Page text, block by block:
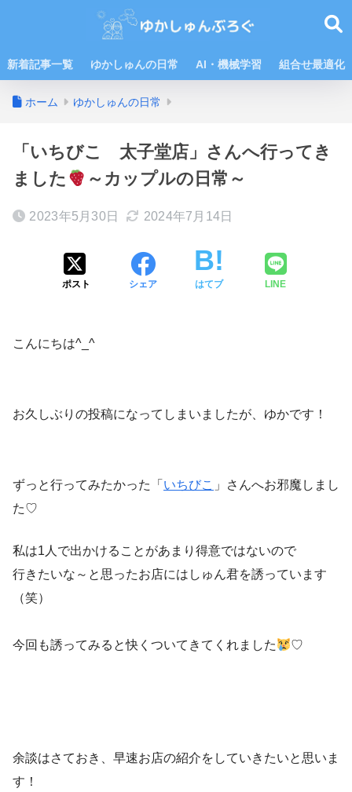
新着記事一覧 ゆかしゅんの日常 AI・機械学習 組合せ最適化
ホーム ゆかしゅんの日常
「いちびこ 太子堂店」さんへ行ってき
ました
～カップルの日常～
2023年5月30日 2024年7月14日
ポスト シェア はてブ LINE
こんにちは^_^
お久しぶりの投稿になってしまいましたが、ゆかです！
ずっと行ってみたかった「 いちびこ 」さんへお邪魔しまし
た♡
私は1人で出かけることがあまり得意ではないので
行きたいな～と思ったお店にはしゅん君を誘っています
（笑）
今回も誘ってみると快くついてきてくれました ♡
余談はさておき、早速お店の紹介をしていきたいと思いま
す！